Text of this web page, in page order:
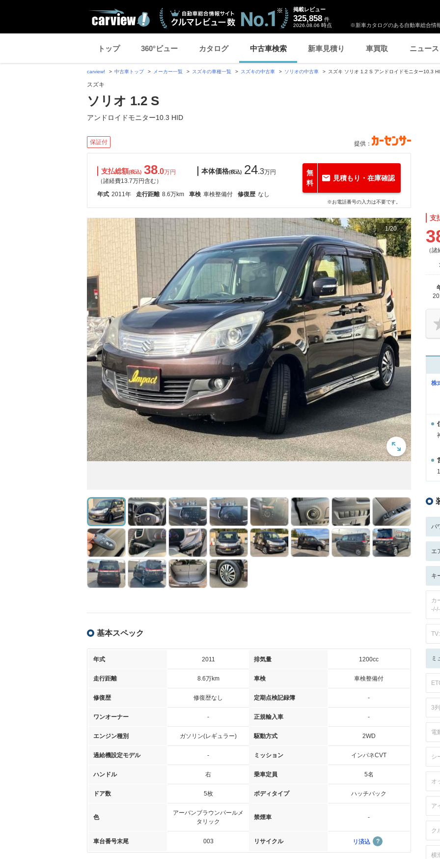
※新車カタログのある自動車総合情
掲載レビュー
325,858 件
2026.08.06 時点
トップ 360°ビュー カタログ 中古車検索 新車見積り 車買取 ニュース
carview! 中古車トップ メーカー一覧 スズキの車種一覧 スズキの中古車 ソリオの中古車 スズキ ソリオ 1.2 S アンドロイドモニター10.3
スズキ
ソリオ 1.2 S
アンドロイドモニター10.3 HID
保証付 提供：
支払総額(税込) 38.0万円
（諸経費13.7万円含む）
本体価格(税込) 24.3万円
年式 2011年 走行距離 8.6万km 車検 車検整備付 修復歴 なし
無
料
見積もり・在庫確認
※お電話番号の入力は不要です。
1/20
基本スペック
年式 2011 排気量 1200cc
走行距離 8.6万km 車検 車検整備付
修復歴 修復歴なし 定期点検記録簿 -
ワンオーナー - 正規輸入車 -
エンジン種別 ガソリン(レギュラー) 駆動方式 2WD
過給機設定モデル - ミッション インパネCVT
ハンドル 右 乗車定員 5名
ドア数 5枚 ボディタイプ ハッチバック
色
アーバンブラウンパールメ
タリック
禁煙車 -
車台番号末尾 003 リサイクル リ済込
支
（
株
パ
エ
キ
カ
ミ
3
電
シ
オ
ア
ク
横